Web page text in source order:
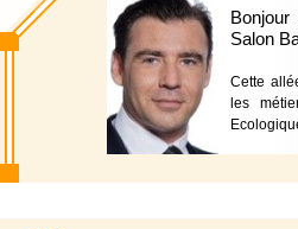
Salon
Cette
les